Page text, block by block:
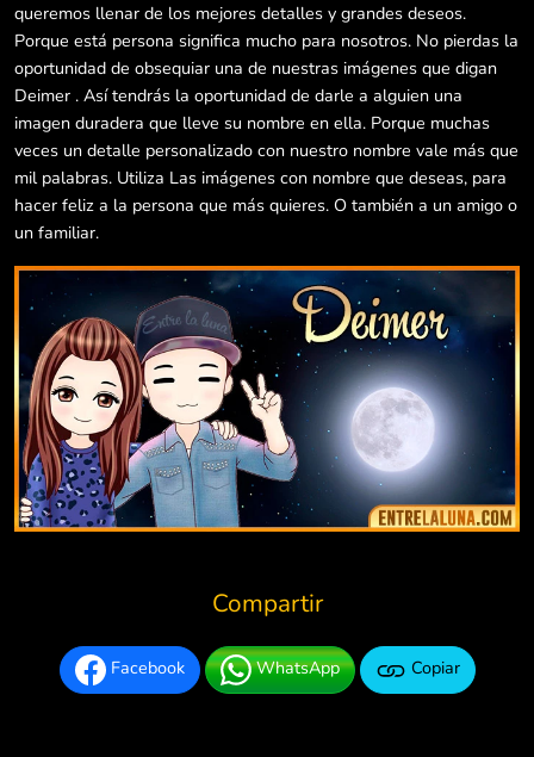
queremos llenar de los mejores detalles y grandes deseos.
Porque está persona significa mucho para nosotros. No pierdas la
oportunidad de obsequiar una de nuestras imágenes que digan
Deimer . Así tendrás la oportunidad de darle a alguien una
imagen duradera que lleve su nombre en ella. Porque muchas
veces un detalle personalizado con nuestro nombre vale más que
mil palabras. Utiliza Las imágenes con nombre que deseas, para
hacer feliz a la persona que más quieres. O también a un amigo o
un familiar.
Compartir
Facebook WhatsApp Copiar